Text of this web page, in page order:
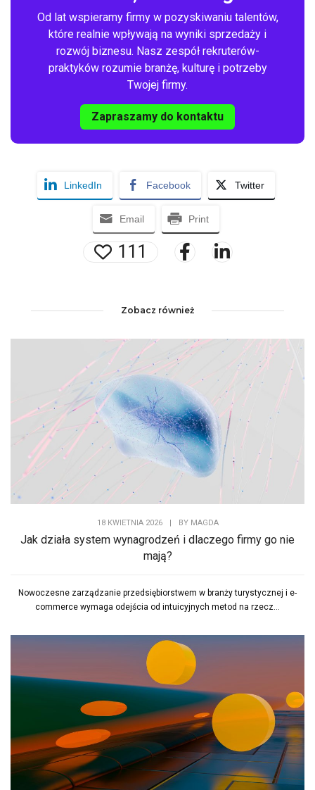
Od lat wspieramy firmy w pozyskiwaniu talentów,
które realnie wpływają na wyniki sprzedaży i
rozwój biznesu. Nasz zespół rekruterów-
praktyków rozumie branżę, kulturę i potrzeby
Twojej firmy.
Zapraszamy do kontaktu
LinkedIn Facebook Twitter
Email Print
111
Zobacz również
18 KWIETNIA 2026 BY MAGDA
Jak działa system wynagrodzeń i dlaczego firmy go nie
mają?
Nowoczesne zarządzanie przedsiębiorstwem w branży turystycznej i e-
commerce wymaga odejścia od intuicyjnych metod na rzecz...